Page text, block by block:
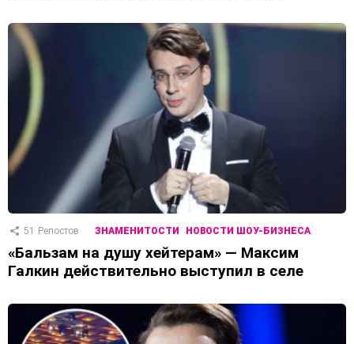
51 Репостов ЗНАМЕНИТОСТИ НОВОСТИ ШОУ-БИЗНЕСА
«Бальзам на душу хейтерам» — Максим
Галкин действительно выступил в селе